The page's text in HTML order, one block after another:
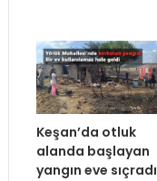
Keşan’da otluk
alanda başlayan
yangın eve sıçradı